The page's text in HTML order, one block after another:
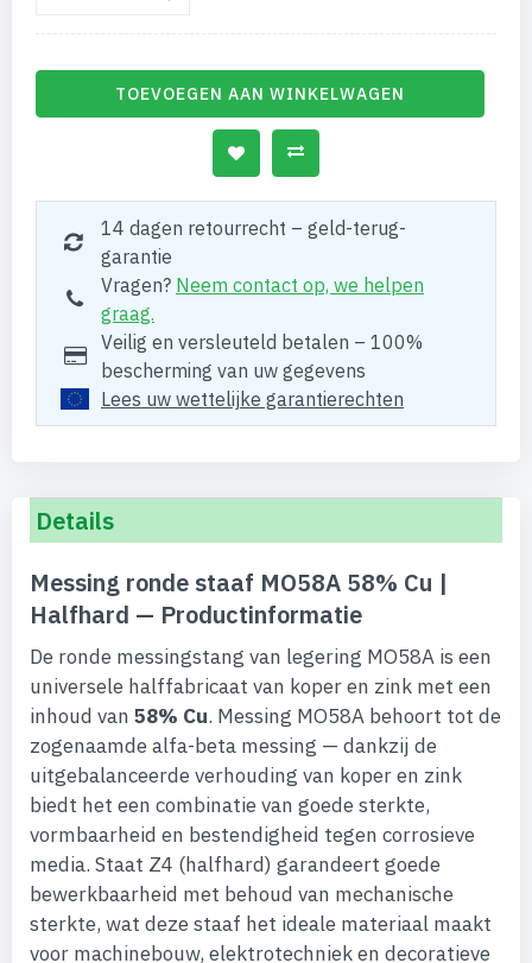
TOEVOEGEN AAN WINKELWAGEN
14 dagen retourrecht – geld-terug-
garantie
Vragen? Neem contact op, we helpen
graag.
Veilig en versleuteld betalen – 100%
bescherming van uw gegevens
Lees uw wettelijke garantierechten
Details
Messing ronde staaf MO58A 58% Cu |
Halfhard — Productinformatie
De ronde messingstang van legering MO58A is een
universele halffabricaat van koper en zink met een
inhoud van 58% Cu. Messing MO58A behoort tot de
zogenaamde alfa-beta messing — dankzij de
uitgebalanceerde verhouding van koper en zink
biedt het een combinatie van goede sterkte,
vormbaarheid en bestendigheid tegen corrosieve
media. Staat Z4 (halfhard) garandeert goede
bewerkbaarheid met behoud van mechanische
sterkte, wat deze staaf het ideale materiaal maakt
voor machinebouw, elektrotechniek en decoratieve